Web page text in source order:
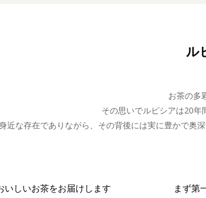
ル
お茶の多
その思いでルピシアは20年
近な存在でありながら、その背後には実に豊かで奥
いしいお茶をお届けします まず第